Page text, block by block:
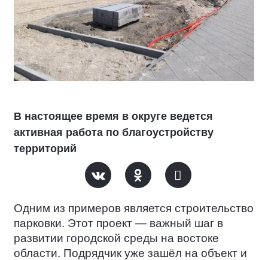
В настоящее время в округе ведется
активная работа по благоустройству
территорий
Одним из примеров является строительство
парковки. Этот проект — важный шаг в
развитии городской среды на востоке
области. Подрядчик уже зашёл на объект и